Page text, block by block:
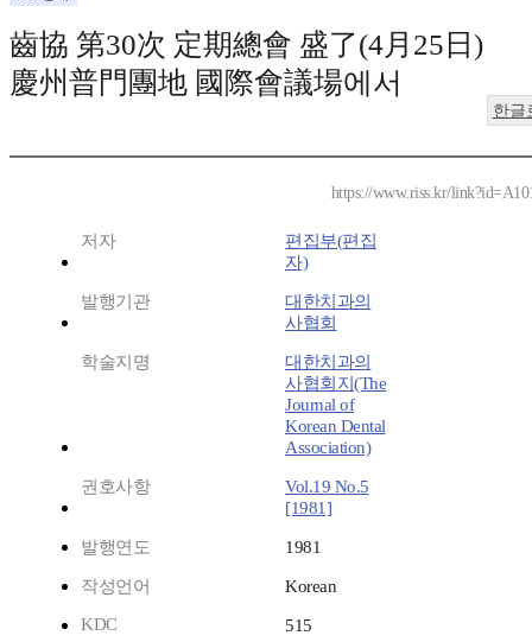
齒協 第30次 定期總會 盛了(4月25日)
慶州普門團地 國際會議場에서
한글
https://www.riss.kr/
저자
편집부(편집
자)
발행기관
대한치과의
사협회
학술지명
대한치과의
사협회지(The
Journal of
Korean Dental
Association)
권호사항
Vol.19 No.5
[1981]
발행연도 1981
작성언어
Korean
KDC
515